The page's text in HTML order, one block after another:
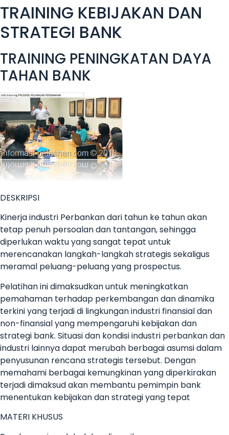
TRAINING KEBIJAKAN DAN
STRATEGI BANK
TRAINING PENINGKATAN DAYA
TAHAN BANK
DESKRIPSI
Kinerja industri Perbankan dari tahun ke tahun akan
tetap penuh persoalan dan tantangan, sehingga
diperlukan waktu yang sangat tepat untuk
merencanakan langkah-langkah strategis sekaligus
meramal peluang-peluang yang prospectus.
Pelatihan ini dimaksudkan untuk meningkatkan
pemahaman terhadap perkembangan dan dinamika
terkini yang terjadi di lingkungan industri finansial dan
non-finansial yang mempengaruhi kebijakan dan
strategi bank. Situasi dan kondisi industri perbankan dan
industri lainnya dapat merubah berbagai asumsi dalam
penyusunan rencana strategis tersebut. Dengan
memahami berbagai kemungkinan yang diperkirakan
terjadi dimaksud akan membantu pemimpin bank
menentukan kebijakan dan strategi yang tepat
MATERI KHUSUS